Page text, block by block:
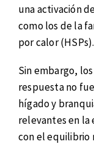
una activación
como los de la
por calor (HSPs).
Sin embargo,
respuesta no
hígado y
relevantes en la
con el equilibrio